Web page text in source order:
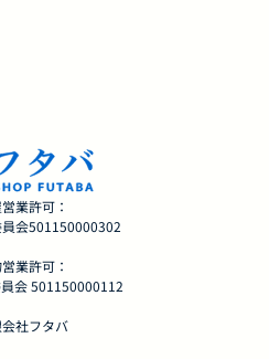
業許可：
会501150000302
業許可：
会 501150000112
社フタバ